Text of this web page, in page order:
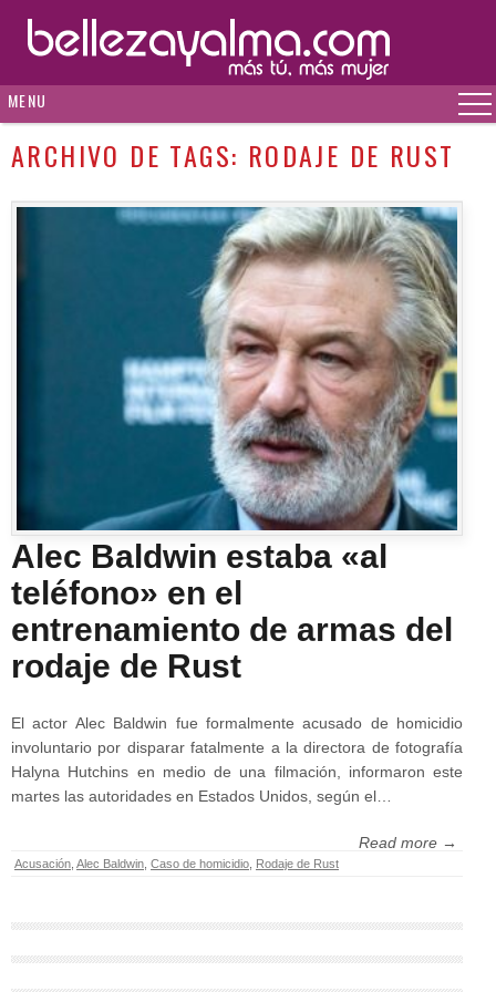
MENU
ARCHIVO DE TAGS: RODAJE DE RUST
Alec Baldwin estaba «al
teléfono» en el
entrenamiento de armas del
rodaje de Rust
El actor Alec Baldwin fue formalmente acusado de homicidio
involuntario por disparar fatalmente a la directora de fotografía
Halyna Hutchins en medio de una filmación, informaron este
martes las autoridades en Estados Unidos, según el…
Read more →
Acusación Alec Baldwin Caso de homicidio Rodaje de Rust